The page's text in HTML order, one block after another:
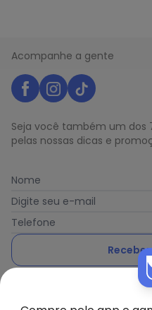
Acompanhe a gente
Seja você também um dos
pelas nossas dicas e
Nome
Digite seu e-mail
Telefone
Ao enviar o cadastro, você
Nós utilizamos cookies e
publicidade personalizada. Ao